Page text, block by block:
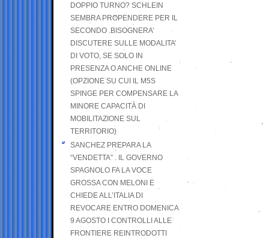
DOPPIO TURNO? SCHLEIN
SEMBRA PROPENDERE PER IL
SECONDO .BISOGNERA’
DISCUTERE SULLE MODALITA’
DI VOTO, SE SOLO IN
PRESENZA O ANCHE ONLINE
(OPZIONE SU CUI IL M5S
SPINGE PER COMPENSARE LA
MINORE CAPACITÀ DI
MOBILITAZIONE SUL
TERRITORIO)
SANCHEZ PREPARA LA
“VENDETTA” . IL GOVERNO
SPAGNOLO FA LA VOCE
GROSSA CON MELONI E
CHIEDE ALL’ITALIA DI
REVOCARE ENTRO DOMENICA
9 AGOSTO I CONTROLLI ALLE
FRONTIERE REINTRODOTTI